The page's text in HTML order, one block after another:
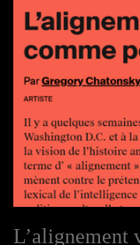
L’alignement